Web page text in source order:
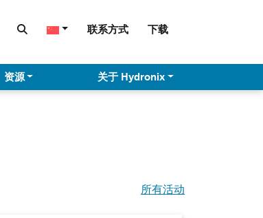
联系方式 下载
资源 关于 Hydronix
所有活动